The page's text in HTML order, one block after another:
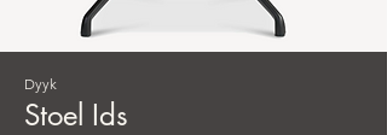
Stoel Ids
Dyyk